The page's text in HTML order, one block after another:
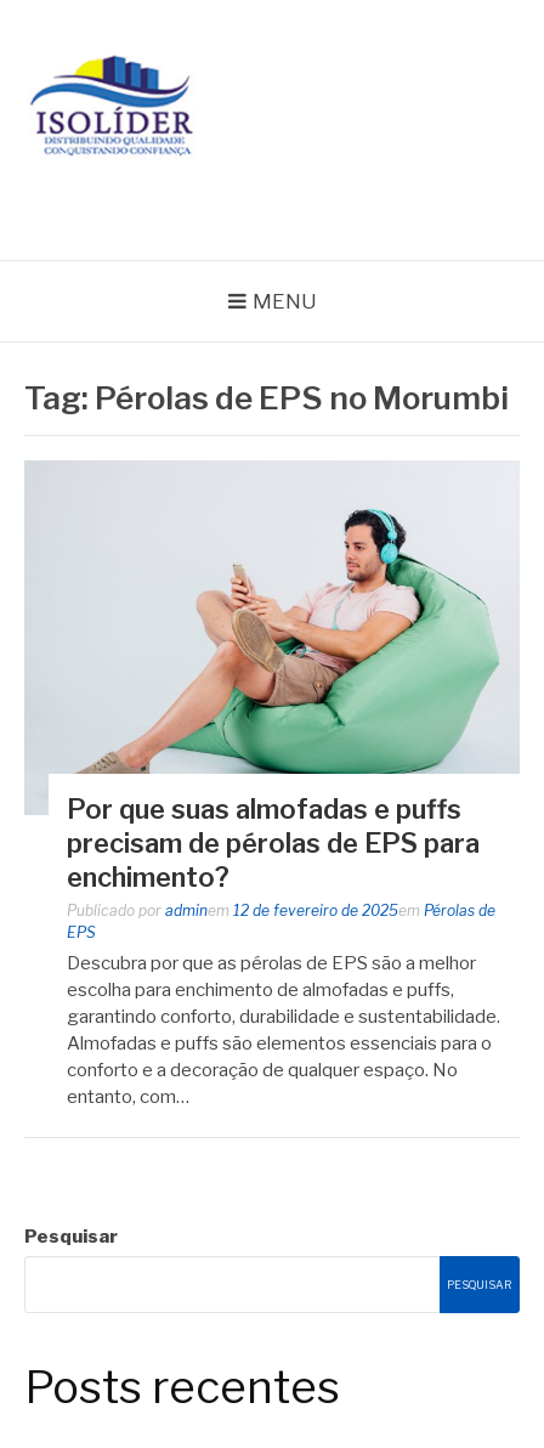
conteúdo
MENU
Tag: Pérolas de EPS no Morumbi
Por que suas almofadas e puffs
precisam de pérolas de EPS para
enchimento?
Publicado por adminem 12 de fevereiro de 2025em Pérolas de
EPS
Descubra por que as pérolas de EPS são a melhor
escolha para enchimento de almofadas e puffs,
garantindo conforto, durabilidade e sustentabilidade.
Almofadas e puffs são elementos essenciais para o
conforto e a decoração de qualquer espaço. No
entanto, com…
Pesquisar
PESQUISAR
Posts recentes